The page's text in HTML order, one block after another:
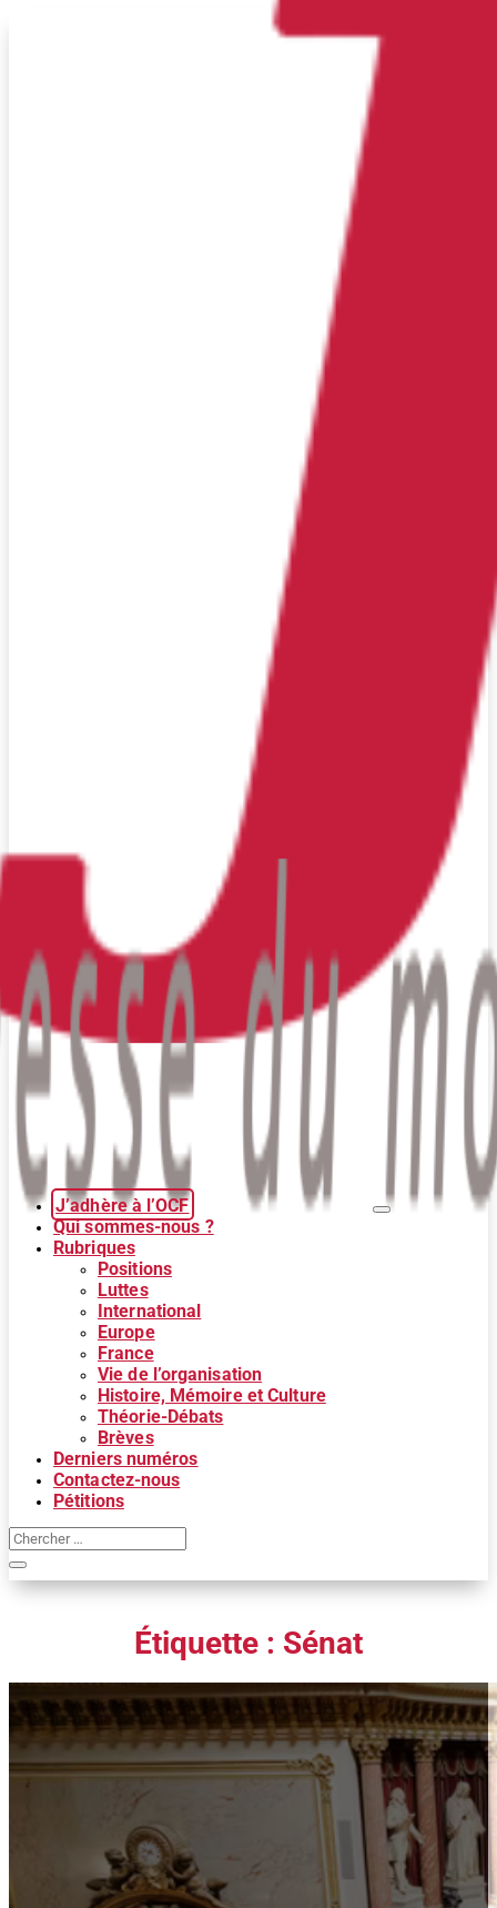
J’adhère à l’OCF
Qui sommes-nous ?
Rubriques
Positions
Luttes
International
Europe
France
Vie de l’organisation
Histoire, Mémoire et Culture
Théorie-Débats
Brèves
Derniers numéros
Contactez-nous
Pétitions
Étiquette : Sénat